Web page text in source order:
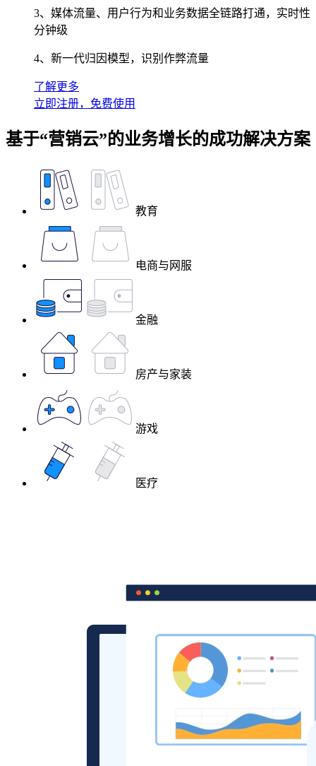
3、媒体流量、用户行为和业务数据全链路打通，实时性
分钟级
4、新一代归因模型，识别作弊流量
了解更多
立即注册，免费使用
基于“营销云”的业务增长的成功解决方案
教育
电商与网服
金融
房产与家装
游戏
医疗